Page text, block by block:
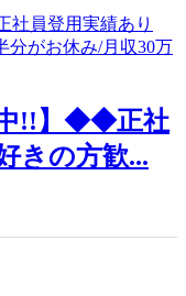
中!!】◆◆正社
きの方歓...